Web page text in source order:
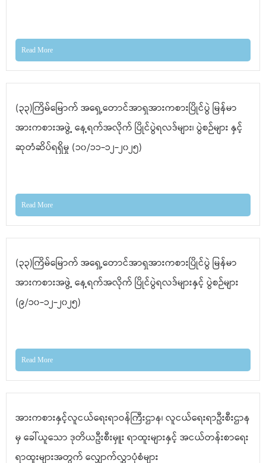
Read More
(၃၃)ကြိမ်မြောက် အရှေ့တောင်အာရှအားကစားပြိုင်ပွဲ မြန်မာ
အားကစားအဖွဲ့ နေ့ရက်အလိုက် ပြိုင်ပွဲရလဒ်များ၊ ပွဲစဉ်များ နှင့်
ဆုတံဆိပ်ရရှိမှု (၁၀/၁၁-၁၂-၂၀၂၅)
Read More
(၃၃)ကြိမ်မြောက် အရှေ့တောင်အာရှအားကစားပြိုင်ပွဲ မြန်မာ
အားကစားအဖွဲ့ နေ့ရက်အလိုက် ပြိုင်ပွဲရလဒ်များနှင့် ပွဲစဉ်များ
(၉/၁၀-၁၂-၂၀၂၅)
Read More
အားကစားနှင့်လူငယ်ရေးရာဝန်ကြီးဌာန၊ လူငယ်ရေးရာဦးစီးဌာန
မှ ခေါ်ယူသော ဒုတိယဦးစီးမှူး ရာထူးများနှင့် အငယ်တန်းစာရေး
ရာထူးများအတွက် လျှောက်လွှာပုံစံများ